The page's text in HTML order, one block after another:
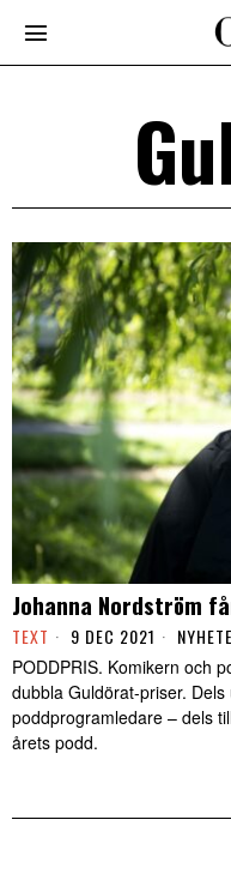
Johanna Nordström
TEXT 9 DEC 2021
PODDPRIS. Komikern och
dubbla Guldörat-priser.
poddprogramledare – dels
årets podd.